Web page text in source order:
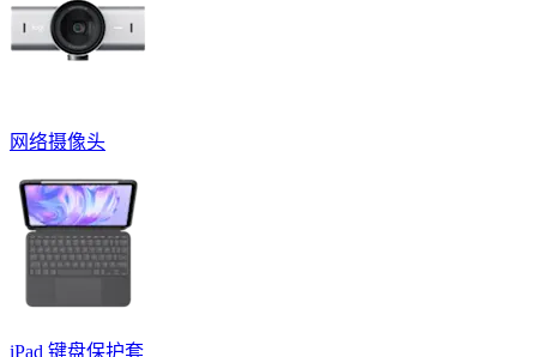
网络摄像头
iPad 键盘保护套